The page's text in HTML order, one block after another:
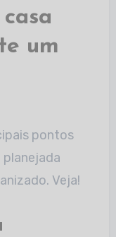
um
pontos
Veja!